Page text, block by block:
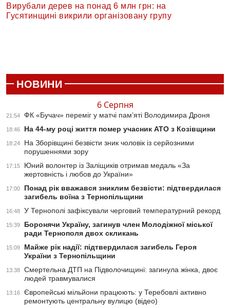
Вирубали дерев на понад 6 млн грн: на
Гусятинщині викрили організовану групу
НОВИНИ
6 Серпня
21:54 ФК «Бучач» переміг у матчі пам’яті Володимира Дроня
18:46 На 44-му році життя помер учасник АТО з Козівщини
18:24
На Зборівщині безвісти зник чоловік із серйозними
порушеннями зору
17:15
Юний волонтер із Заліщиків отримав медаль «За
жертовність і любов до України»
17:00
Понад рік вважався зниклим безвісти: підтвердилася
загибель воїна з Тернопільщини
16:48 У Тернополі зафіксували черговий температурний рекорд
15:39
Боронячи Україну, загинув член Молодіжної міської
ради Тернополя двох скликань
15:09
Майже рік надії: підтвердилася загибель Героя
України з Тернопільщини
13:38
Смертельна ДТП на Підволочищині: загинула жінка, двоє
людей травмувалися
13:16
Європейські мільйони працюють: у Теребовлі активно
ремонтують центральну вулицю (відео)